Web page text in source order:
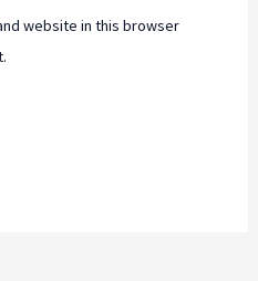
website in this browser